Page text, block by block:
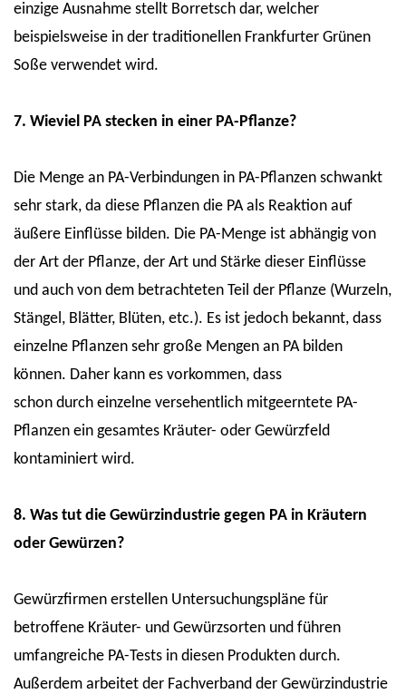
einzige Ausnahme stellt Borretsch dar, welcher
beispielsweise in der traditionellen Frankfurter Grünen
Soße verwendet wird.
7. Wieviel PA stecken in einer PA-Pflanze?
Die Menge an PA-Verbindungen in PA-Pflanzen schwankt
sehr stark, da diese Pflanzen die PA als Reaktion auf
äußere Einflüsse bilden. Die PA-Menge ist abhängig von
der Art der Pflanze, der Art und Stärke dieser Einflüsse
und auch von dem betrachteten Teil der Pflanze (Wurzeln,
Stängel, Blätter, Blüten, etc.). Es ist jedoch bekannt, dass
einzelne Pflanzen sehr große Mengen an PA bilden
können. Daher kann es vorkommen, dass
schon durch einzelne versehentlich mitgeerntete PA-
Pflanzen ein gesamtes Kräuter- oder Gewürzfeld
kontaminiert wird.
8. Was tut die Gewürzindustrie gegen PA in Kräutern
oder Gewürzen?
Gewürzfirmen erstellen Untersuchungspläne für
betroffene Kräuter- und Gewürzsorten und führen
umfangreiche PA-Tests in diesen Produkten durch.
Außerdem arbeitet der Fachverband der Gewürzindustrie